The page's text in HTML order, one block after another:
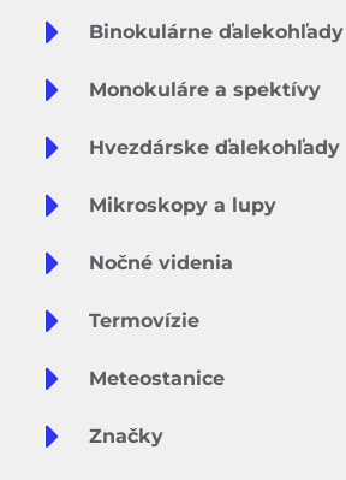
Binokulárne ďalekohľady
Monokuláre a spektívy
Hvezdárske ďalekohľady
Mikroskopy a lupy
Nočné videnia
Termovízie
Meteostanice
Značky